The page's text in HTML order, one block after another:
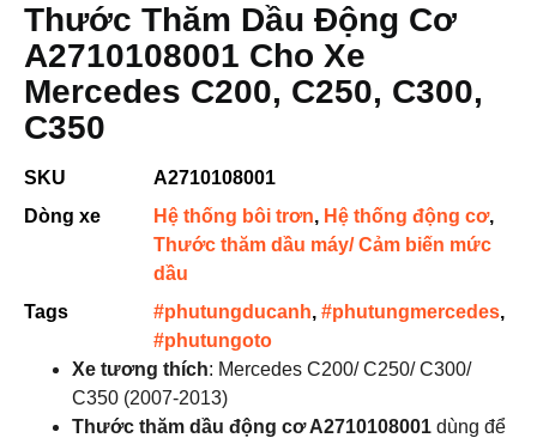
Thước Thăm Dầu Động Cơ
A2710108001 Cho Xe
Mercedes C200, C250, C300,
C350
SKU
A2710108001
Dòng xe
Hệ thống bôi trơn, Hệ thống động cơ,
Thước thăm dầu máy/ Cảm biến mức
dầu
Tags
#phutungducanh, #phutungmercedes,
#phutungoto
Xe tương thích: Mercedes C200/ C250/ C300/
C350 (2007-2013)
Thước thăm dầu động cơ A2710108001 dùng để